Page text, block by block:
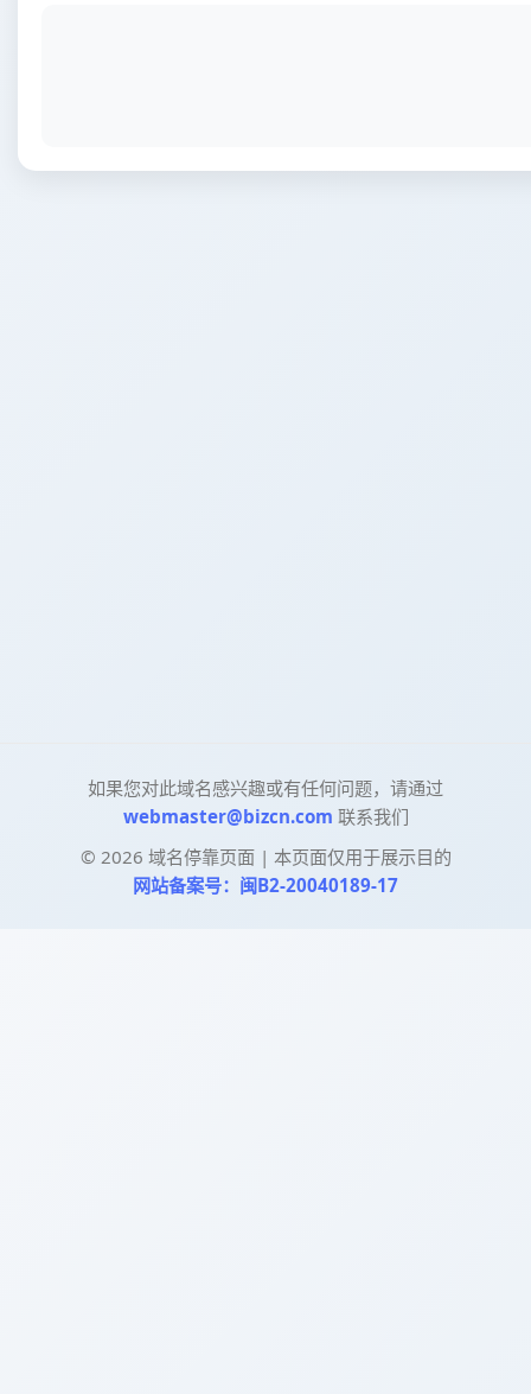
如果您对此域名感兴趣或有任何问题，请通过
webmaster@bizcn.com 联系我们
© 2026 域名停靠页面 | 本页面仅用于展示目的
网站备案号：闽B2-20040189-17